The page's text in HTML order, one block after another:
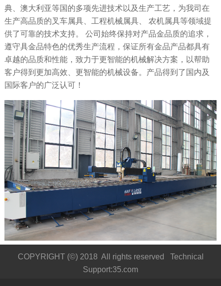
典、澳大利亚等国的多项先进技术以及生产工艺，为我司在
生产高品质的叉车属具、工程机械属具、 农机属具等领域提
供了可靠的技术支持。 公司始终保持对产品金品质的追求，
遵守具金品特色的优秀生产流程，保证所有金品产品都具有
卓越的品质和性能，致力于更智能的机械解决方案，以帮助
客户得到更加高效、更智能的机械设备。产品得到了国内及
国际客户的广泛认可！
COPYRIGHT (©) 2018 All rights reserved Technical
Support:35.com